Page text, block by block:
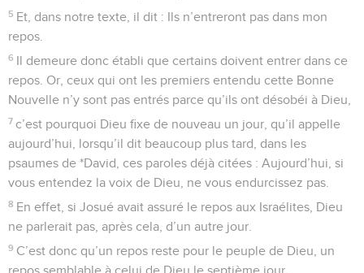
5 Et, dans notre texte, il dit : Ils n’entreront pas dans mon
repos.
6 Il demeure donc établi que certains doivent entrer dans ce
repos. Or, ceux qui ont les premiers entendu cette Bonne
Nouvelle n’y sont pas entrés parce qu’ils ont désobéi à Dieu,
7 c’est pourquoi Dieu fixe de nouveau un jour, qu’il appelle
aujourd’hui, lorsqu’il dit beaucoup plus tard, dans les
psaumes de *David, ces paroles déjà citées : Aujourd’hui, si
vous entendez la voix de Dieu, ne vous endurcissez pas.
8 En effet, si Josué avait assuré le repos aux Israélites, Dieu
ne parlerait pas, après cela, d’un autre jour.
9 C’est donc qu’un repos reste pour le peuple de Dieu, un
repos semblable à celui de Dieu le septième jour.